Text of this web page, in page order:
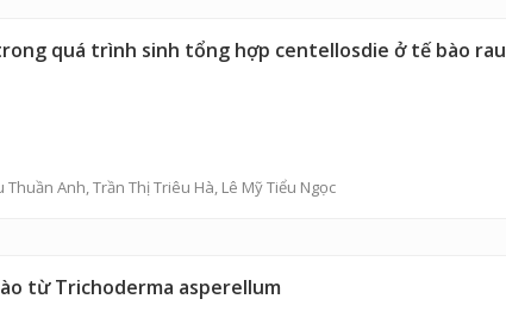
quá trình sinh tổng hợp centellosdie ở tế bào rau
Thuần Anh,Trần Thị Triêu Hà, Lê Mỹ Tiểu Ngọc
từ Trichoderma asperellum